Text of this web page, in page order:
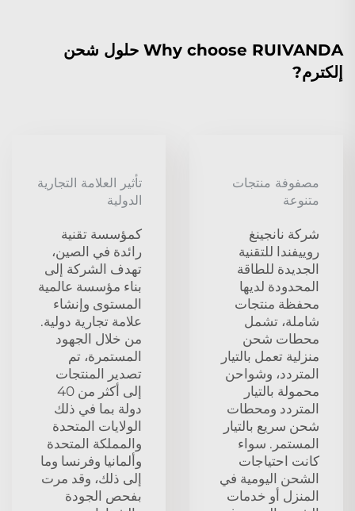
Why choose RUIVANDA حلول شحن
إلكترم?
مصفوفة منتجات
متنوعة
شركة نانجينغ
روييفندا للتقنية
الجديدة للطاقة
المحدودة لديها
محفظة منتجات
شاملة، تشمل
محطات شحن
منزلية تعمل بالتيار
المتردد، وشواحن
محمولة بالتيار
المتردد ومحطات
شحن سريع بالتيار
المستمر. سواء
كانت احتياجات
الشحن اليومية في
المنزل أو خدمات
تأثير العلامة التجارية
الدولية
كمؤسسة تقنية
رائدة في الصين،
تهدف الشركة إلى
بناء مؤسسة عالمية
المستوى وإنشاء
علامة تجارية دولية.
من خلال الجهود
المستمرة، تم
تصدير المنتجات
إلى أكثر من 40
دولة بما في ذلك
الولايات المتحدة
والمملكة المتحدة
وألمانيا وفرنسا وما
إلى ذلك، وقد مرت
بفحص الجودة